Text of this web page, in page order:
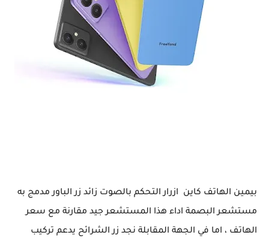
بيمين الهاتف كاين ازرار التحكم بالصوت زائد زر الباور مدمج به
مستشعر البصمة اداء هذا المستشعر جيد مقارنة مع سعر
الهاتف ، اما في الجهة المقابلة نجد زر الشرائح يدعم تركيب